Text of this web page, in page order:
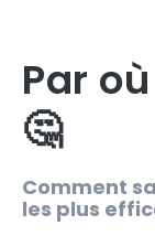
Par
🤔
Comment
les plus